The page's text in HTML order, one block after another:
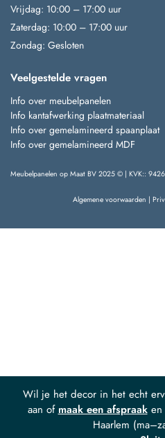
Wil je het decor in het echt
aan of maak een afspraaken
Haarlem
Vrijdag: 10:00 – 17:00 uur
Zaterdag: 10:00 – 17:00 uur
Zondag: Gesloten
Veelgestelde vragen
Info over meubelpanelen
Info kantafwerking plaatmateriaal
Info over gemelamineerd spaanplaat
Info over gemelamineerd MDF
Meubelpanelen op Maat BV 2025 © | KVK::
Algemene voorwaarden |